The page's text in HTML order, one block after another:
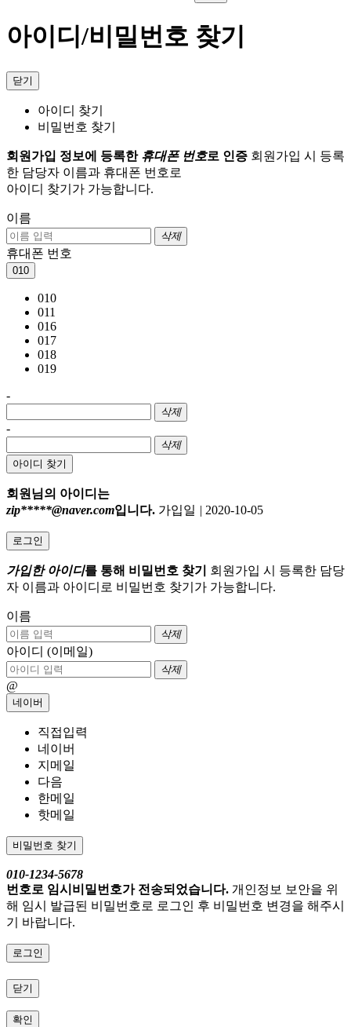
아이디/비밀번호 찾기
닫기
아이디 찾기
비밀번호 찾기
회원가입 정보에 등록한 휴대폰 번호로 인증 회원가입 시 등록
한 담당자 이름과 휴대폰 번호로
아이디 찾기가 가능합니다.
이름
삭제
휴대폰 번호
010
010
011
016
017
018
019
-
삭제
-
삭제
아이디 찾기
회원님의 아이디는
zip*****@naver.com입니다. 가입일 | 2020-10-05
로그인
가입한 아이디를 통해 비밀번호 찾기
회원가입 시 등록한 담당
자 이름과 아이디로 비밀번호 찾기가 가능합니다.
이름
삭제
아이디 (이메일)
삭제
@
네이버
직접입력
네이버
지메일
다음
한메일
핫메일
비밀번호 찾기
010-1234-5678
번호로 임시비밀번호가 전송되었습니다. 개인정보 보안을 위
해 임시 발급된 비밀번호로 로그인 후 비밀번호 변경을 해주시
기 바랍니다.
로그인
닫기
확인